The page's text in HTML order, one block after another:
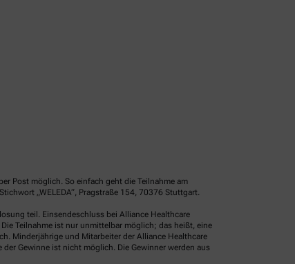
Post möglich. So einfach geht die Teilnahme am
„WELEDA“, Pragstraße 154, 70376 Stuttgart.
teil. Einsendeschluss bei Alliance Healthcare
Teilnahme ist nur unmittelbar möglich; das heißt, eine
Minderjährige und Mitarbeiter der Alliance Healthcare
Gewinne ist nicht möglich. Die Gewinner werden aus